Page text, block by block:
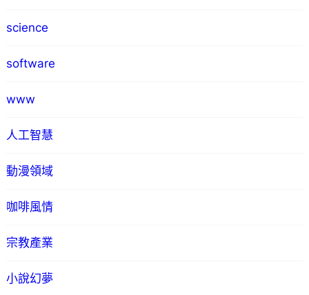
science
software
www
人工智慧
動漫領域
咖啡風情
宗教產業
小說幻夢